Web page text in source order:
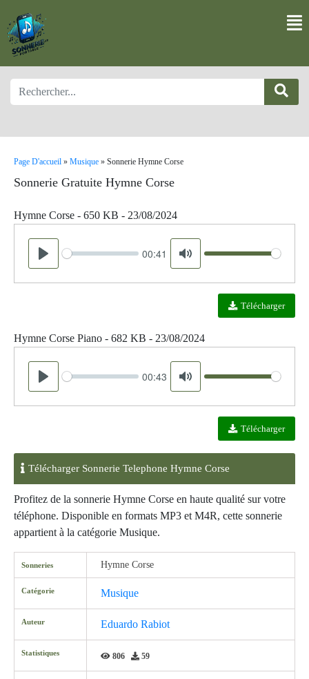
Page D'accueil » Musique » Sonnerie Hymne Corse
Sonnerie Gratuite Hymne Corse
Hymne Corse - 650 KB - 23/08/2024
Play
Seek 00:41
Mute
Volume
Télécharger
Hymne Corse Piano - 682 KB - 23/08/2024
Play
Seek 00:43
Mute
Volume
Télécharger
Télécharger Sonnerie Telephone Hymne Corse
Profitez de la sonnerie Hymne Corse en haute qualité sur votre
téléphone. Disponible en formats MP3 et M4R, cette sonnerie
appartient à la catégorie Musique.
Sonneries Hymne Corse
Catégorie Musique
Auteur Eduardo Rabiot
Statistiques 806 59